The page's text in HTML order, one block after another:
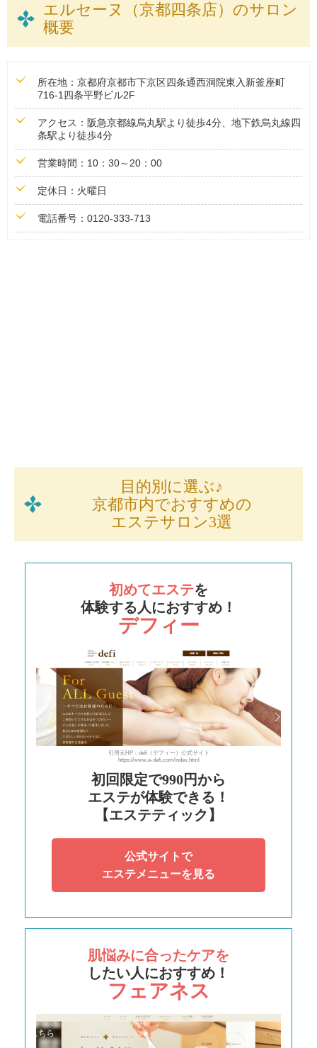
エルセーヌ（京都四条店）のサロン
概要
所在地：京都府京都市下京区四条通西洞院東入新釜座町
716-1四条平野ビル2F
アクセス：阪急京都線烏丸駅より徒歩4分、地下鉄烏丸線四
条駅より徒歩4分
営業時間：10：30～20：00
定休日：火曜日
電話番号：0120-333-713
目的別に選ぶ♪
京都市内でおすすめの
エステサロン3選
初めてエステを
体験する人におすすめ！
デフィー
引用元HP：defi（デフィー）公式サイト
https://www.e-defi.com/index.html
初回限定で990円から
エステが体験できる！
【エステティック】
公式サイトで
エステメニューを見る
肌悩みに合ったケアを
したい人におすすめ！
フェアネス